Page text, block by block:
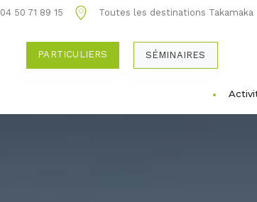
04 50 71 89 15 Toutes les destinations Takamaka
PARTICULIERS SÉMINAIRES